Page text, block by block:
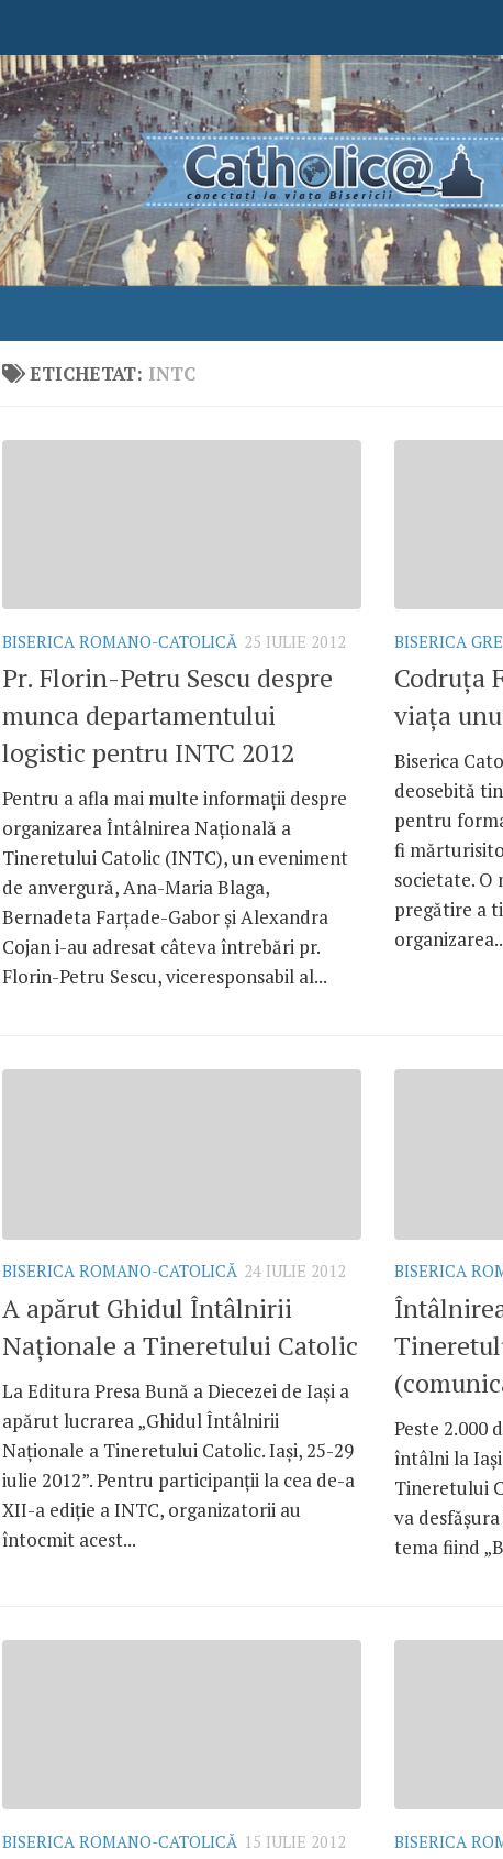
ETICHETAT: INTC
BISERICA ROMANO-CATOLICĂ 25 IULIE 2012
Pr. Florin-Petru Sescu despre
munca departamentului
logistic pentru INTC 2012
Pentru a afla mai multe informaţii despre
organizarea Întâlnirea Naţională a
Tineretului Catolic (INTC), un eveniment
de anvergură, Ana-Maria Blaga,
Bernadeta Farţade-Gabor şi Alexandra
Cojan i-au adresat câteva întrebări pr.
Florin-Petru Sescu, viceresponsabil al...
BISERICA
Codruţa
viaţa
Biserica
deosebită
pentru
fi
societate.
pregătire a
BISERICA ROMANO-CATOLICĂ 24 IULIE 2012
A apărut Ghidul Întâlnirii
Naţionale a Tineretului Catolic
La Editura Presa Bună a Diecezei de Iaşi a
apărut lucrarea „Ghidul Întâlnirii
Naţionale a Tineretului Catolic. Iaşi, 25-29
iulie 2012”. Pentru participanţii la cea de-a
XII-a ediţie a INTC, organizatorii au
întocmit acest...
BISERICA
Peste 2.000
întâlni la
Tineretului
va
tema fiind
BISERICA ROMANO-CATOLICĂ 15 IULIE 2012 BISERICA